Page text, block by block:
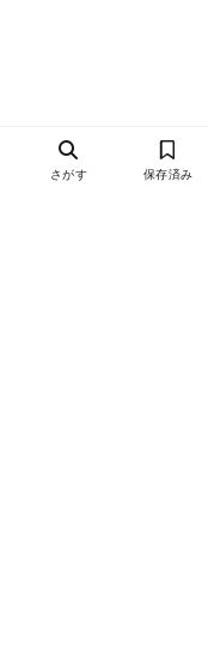
さがす 保存済み